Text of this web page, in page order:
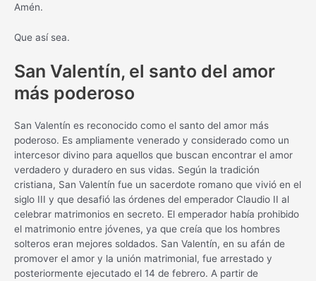
Amén.
Que así sea.
San Valentín, el santo del amor
más poderoso
San Valentín es reconocido como el santo del amor más
poderoso. Es ampliamente venerado y considerado como un
intercesor divino para aquellos que buscan encontrar el amor
verdadero y duradero en sus vidas. Según la tradición
cristiana, San Valentín fue un sacerdote romano que vivió en el
siglo III y que desafió las órdenes del emperador Claudio II al
celebrar matrimonios en secreto. El emperador había prohibido
el matrimonio entre jóvenes, ya que creía que los hombres
solteros eran mejores soldados. San Valentín, en su afán de
promover el amor y la unión matrimonial, fue arrestado y
posteriormente ejecutado el 14 de febrero. A partir de